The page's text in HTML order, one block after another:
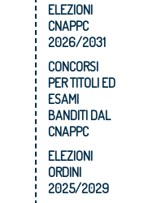
ELEZIONI
CNAPPC
2026/2031
CONCORSI
PER TITOLI ED
ESAMI
BANDITI DAL
CNAPPC
ELEZIONI
ORDINI
2025/2029